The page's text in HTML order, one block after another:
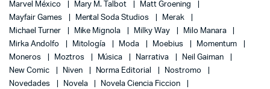
Marvel México
Mary M. Talbot
Matt Groening
Mayfair Games
Mental Soda Studios
Merak
Michael Turner
Mike Mignola Milky Way
Milo Manara
Mirka Andolfo
Mitología Moda Moebius
Momentum
Moneros
Moztros Música Narrativa
Neil Gaiman
New Comic
Niven Norma Editorial
Nostromo
Novedades
Novela
Novela Ciencia Ficcion